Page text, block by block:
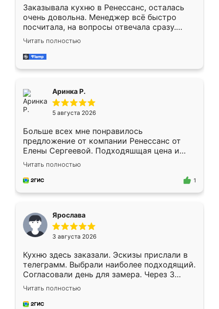
Заказывала кухню в Ренессанс, осталась
очень довольна. Менеджер всё быстро
посчитала, на вопросы отвечала сразу.
Замерщик приехал в субботу, подошёл к
делу со всей ответственностью. Собрали
за день, ребята работали аккуратно, даже
Читать полностью
Аринка Р.
5 августа 2026
Больше всех мне понравилось
предложение от компании Ренессанс от
Елены Сергеевой. Подходяшщая цена и
короткие сроки изготовления. Приехавший
для замера сотрудник Владислав
предложил по моему эскизу самый
Читать полностью
1
Ярослава
3 августа 2026
Кухню здесь заказали. Эскизы прислали в
телеграмм. Выбрали наиболее подходящий.
Согласовали день для замера. Через 3
недели кухня была уже готова. Остались
довольны работой. Спасибо Ренессанс
мебель за качественную работу!
Читать полностью